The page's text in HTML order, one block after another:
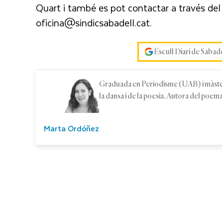
Quart i també es pot contactar a través
oficina@sindicsabadell.cat.
Escull Diari de
Marta Ordóñez
Graduada en Periodisme (UAB) i
la dansa i de la poesia. Autora del